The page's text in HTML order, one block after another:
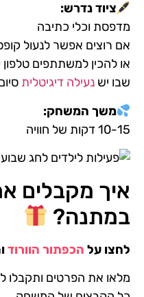
ציוד נדרש:
מדפסת וכלי כתיבה
אם רוצים אפשר לנעול קופסה
או להכין למשתתפים
שבו יש נעילה דיגיטלית
משך המשחק:
10-15 דקות של חוויה
איך מקבלים
במתנה?
לחצו על הכפתור הוורוד
מלאו את הפרטים ותקבלו